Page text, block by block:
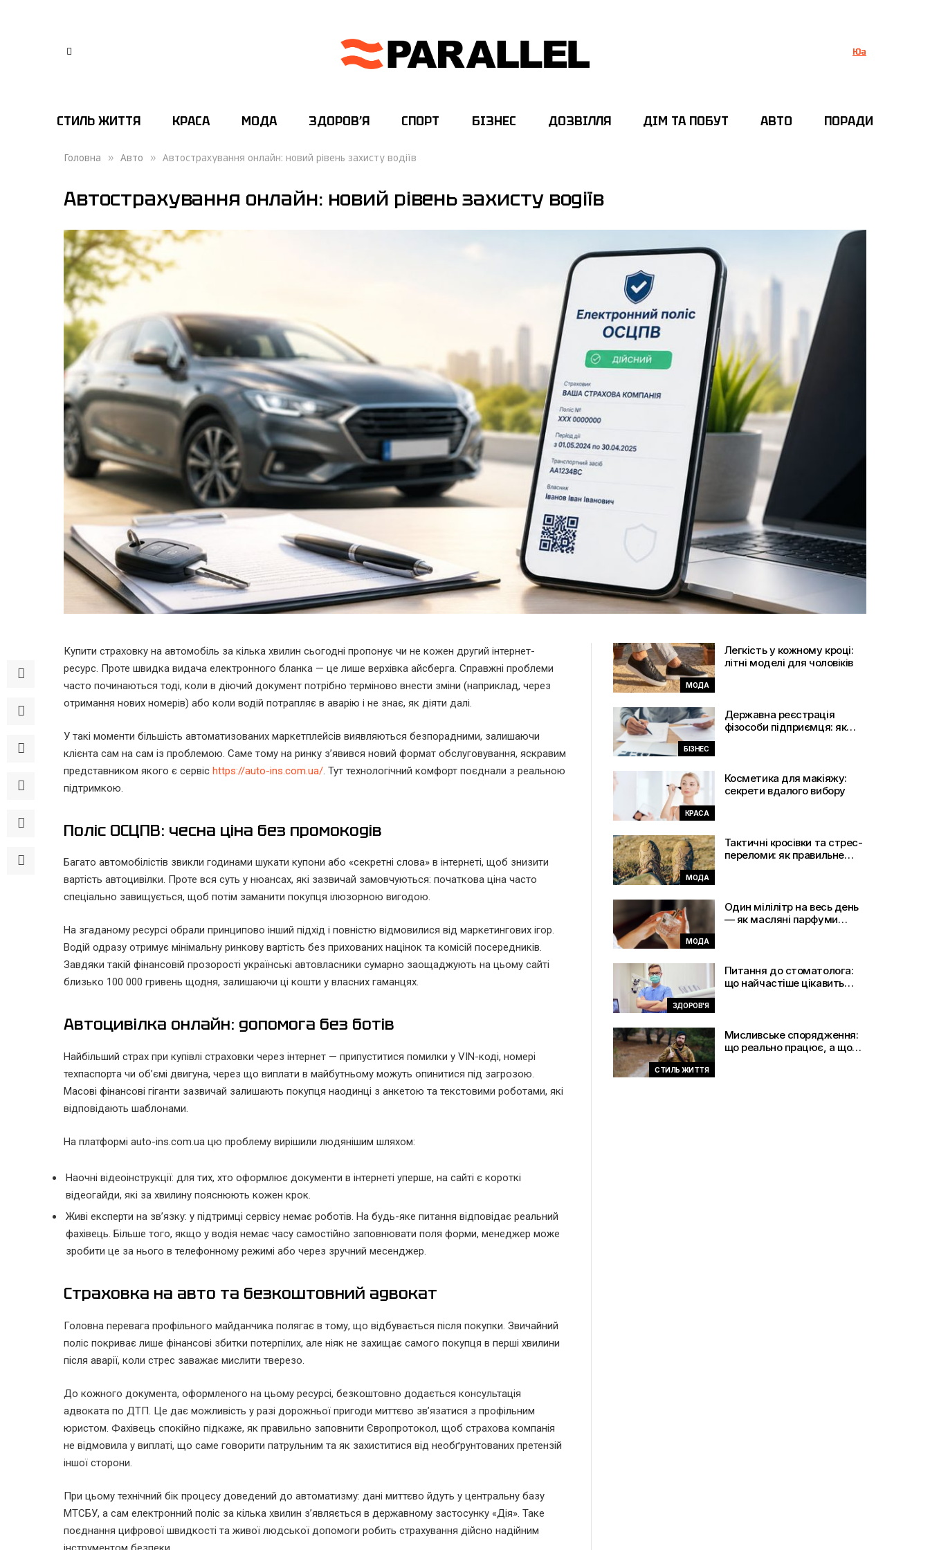
Юа
СТИЛЬ ЖИТТЯ КРАСА МОДА ЗДОРОВ’Я СПОРТ БІЗНЕС ДОЗВІЛЛЯ ДІМ ТА ПОБУТ АВТО ПОРАДИ
Головна » Авто » Автострахування онлайн: новий рівень захисту водіїв
Автострахування онлайн: новий рівень захисту водіїв
Купити страховку на автомобіль за кілька хвилин сьогодні пропонує чи не кожен другий інтернет-
ресурс. Проте швидка видача електронного бланка — це лише верхівка айсберга. Справжні проблеми
часто починаються тоді, коли в діючий документ потрібно терміново внести зміни (наприклад, через
отримання нових номерів) або коли водій потрапляє в аварію і не знає, як діяти далі.
У такі моменти більшість автоматизованих маркетплейсів виявляються безпорадними, залишаючи
клієнта сам на сам із проблемою. Саме тому на ринку з’явився новий формат обслуговування, яскравим
представником якого є сервіс https://auto-ins.com.ua/. Тут технологічний комфорт поєднали з реальною
підтримкою.
Поліс ОСЦПВ: чесна ціна без промокодів
Багато автомобілістів звикли годинами шукати купони або «секретні слова» в інтернеті, щоб знизити
вартість автоцивілки. Проте вся суть у нюансах, які зазвичай замовчуються: початкова ціна часто
спеціально завищується, щоб потім заманити покупця ілюзорною вигодою.
На згаданому ресурсі обрали принципово інший підхід і повністю відмовилися від маркетингових ігор.
Водій одразу отримує мінімальну ринкову вартість без прихованих націнок та комісій посередників.
Завдяки такій фінансовій прозорості українські автовласники сумарно заощаджують на цьому сайті
близько 100 000 гривень щодня, залишаючи ці кошти у власних гаманцях.
Автоцивілка онлайн: допомога без ботів
Найбільший страх при купівлі страховки через інтернет — припуститися помилки у VIN-коді, номері
техпаспорта чи об’ємі двигуна, через що виплати в майбутньому можуть опинитися під загрозою.
Масові фінансові гіганти зазвичай залишають покупця наодинці з анкетою та текстовими роботами, які
відповідають шаблонами.
На платформі auto-ins.com.ua цю проблему вирішили людянішим шляхом:
Наочні відеоінструкції: для тих, хто оформлює документи в інтернеті уперше, на сайті є короткі
відеогайди, які за хвилину пояснюють кожен крок.
Живі експерти на зв’язку: у підтримці сервісу немає роботів. На будь-яке питання відповідає реальний
фахівець. Більше того, якщо у водія немає часу самостійно заповнювати поля форми, менеджер може
зробити це за нього в телефонному режимі або через зручний месенджер.
Страховка на авто та безкоштовний адвокат
Головна перевага профільного майданчика полягає в тому, що відбувається після покупки. Звичайний
поліс покриває лише фінансові збитки потерпілих, але ніяк не захищає самого покупця в перші хвилини
після аварії, коли стрес заважає мислити тверезо.
До кожного документа, оформленого на цьому ресурсі, безкоштовно додається консультація
адвоката по ДТП. Це дає можливість у разі дорожньої пригоди миттєво зв’язатися з профільним
юристом. Фахівець спокійно підкаже, як правильно заповнити Європротокол, щоб страхова компанія
не відмовила у виплаті, що саме говорити патрульним та як захиститися від необґрунтованих претензій
іншої сторони.
При цьому технічний бік процесу доведений до автоматизму: дані миттєво йдуть у центральну базу
МТСБУ, а сам електронний поліс за кілька хвилин з’являється в державному застосунку «Дія». Таке
поєднання цифрової швидкості та живої людської допомоги робить страхування дійсно надійним
МОДА
Легкість у кожному кроці:
літні моделі для чоловіків
БІЗНЕС
Державна реєстрація
фізособи підприємця: як
КРАСА
Косметика для макіяжу:
секрети вдалого вибору
МОДА
Тактичні кросівки та стрес-
переломи: як правильне
МОДА
Один мілілітр на весь день
— як масляні парфуми
ЗДОРОВ'Я
Питання до стоматолога:
що найчастіше цікавить
СТИЛЬ ЖИТТЯ
Мисливське спорядження:
що реально працює, а що